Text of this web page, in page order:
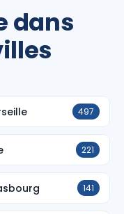
dans
497
221
141